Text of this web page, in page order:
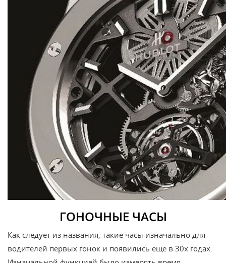
ГОНОЧНЫЕ ЧАСЫ
Как следует из названия, такие часы изначально для
водителей первых гонок и появились еще в 30х годах.